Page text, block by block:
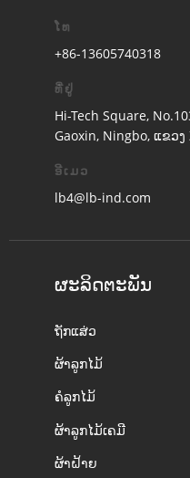
ໂທ
+86-13605740318
ທີ່ຢູ່
Hi-Tech Square,
Gaoxin, Ningbo, ແຂວ
ອີເມວ
lb4@lb-ind.com
ຜະລິດຕະພັນ
ຖັກແສ່ວ
ຜ້າລູກໄມ້
ຄໍລູກໄມ້
ຜ້າລູກໄມ້ເຄມີ
ຜ້າຝ້າຍ